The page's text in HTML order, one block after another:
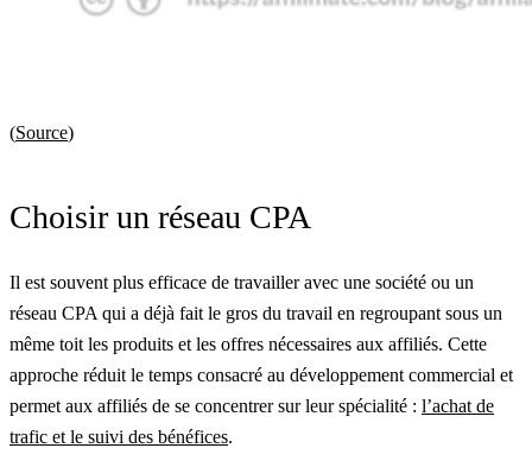
(Source)
Choisir un réseau CPA
Il est souvent plus efficace de travailler avec une société ou un
réseau CPA qui a déjà fait le gros du travail en regroupant sous un
même toit les produits et les offres nécessaires aux affiliés. Cette
approche réduit le temps consacré au développement commercial et
permet aux affiliés de se concentrer sur leur spécialité : l’achat de
trafic et le suivi des bénéfices.